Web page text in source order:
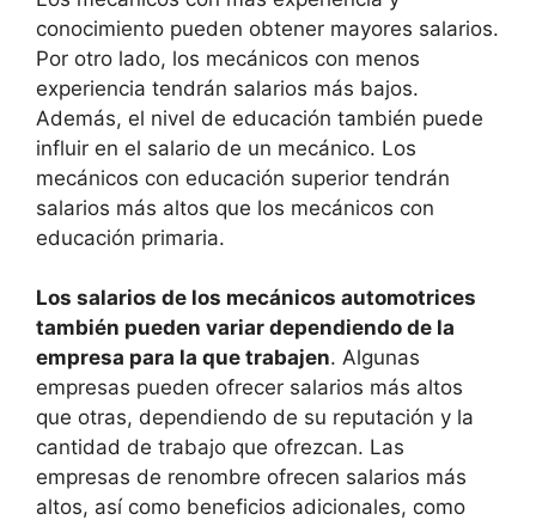
conocimiento pueden obtener mayores salarios.
Por otro lado, los mecánicos con menos
experiencia tendrán salarios más bajos.
Además, el nivel de educación también puede
influir en el salario de un mecánico. Los
mecánicos con educación superior tendrán
salarios más altos que los mecánicos con
educación primaria.
Los salarios de los mecánicos automotrices
también pueden variar dependiendo de la
empresa para la que trabajen. Algunas
empresas pueden ofrecer salarios más altos
que otras, dependiendo de su reputación y la
cantidad de trabajo que ofrezcan. Las
empresas de renombre ofrecen salarios más
altos, así como beneficios adicionales, como